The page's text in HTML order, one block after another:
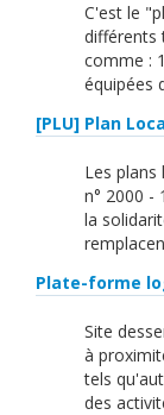
C'est le
différents
comme :
équipées
[PLU] Plan
Les plans
n° 2000 -
la
Plate-forme
Site
à
tels
des